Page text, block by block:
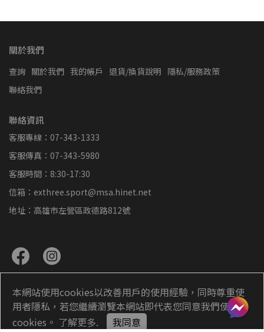
關於我們
查詢 關於我們 我的帳戶 退貨/換貨說明 隱私/服務政策
聯絡我們
聯絡資訊
客服專線：07-343-1333
客服傳真：07-343-5980
客服時間：8:30-17:30
信箱：exthree.sport@msa.hinet.net
地址：高雄市左營區政德路812號
Copyright © exthree超力羽球All Rights Reserved.
本網站使用cookies以改善用戶的使用經驗，同時尊重使
用者隱私，若您繼續瀏覽本網站即代表您同意我們使用
cookies。 了解更多. 我同意